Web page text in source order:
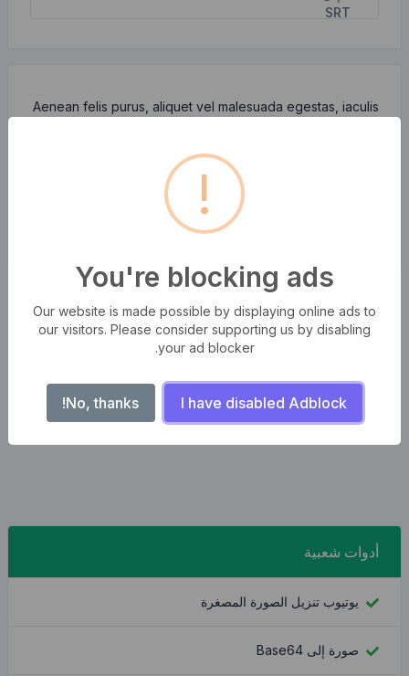
Aenean felis purus, aliquet vel malesuada egestas, iaculis
semper odio mattis. Aliquam sit amet sapien libero. Sed
facilisis bibendum enim.
أدوات شعبية
يوتيوب تنزيل الصورة المصغرة
صورة إلى Base64
!
You're blocking ads
Our website is made possible by displaying online ads to
our visitors. Please consider supporting us by disabling
your ad blocker.
I have disabled Adblock
No, thanks!